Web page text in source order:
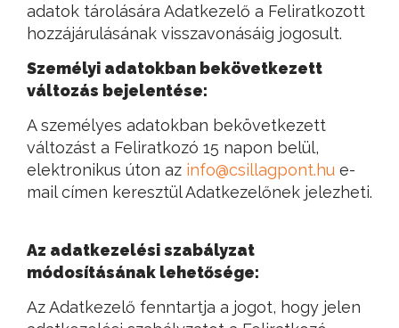
adatok tárolására Adatkezelő a Feliratkozott
hozzájárulásának visszavonásáig jogosult.
Személyi adatokban bekövetkezett
változás bejelentése:
A személyes adatokban bekövetkezett
változást a Feliratkozó 15 napon belül,
elektronikus úton az info@csillagpont.hu e-
mail címen keresztül Adatkezelőnek jelezheti.
Az adatkezelési szabályzat
módosításának lehetősége:
Az Adatkezelő fenntartja a jogot, hogy jelen